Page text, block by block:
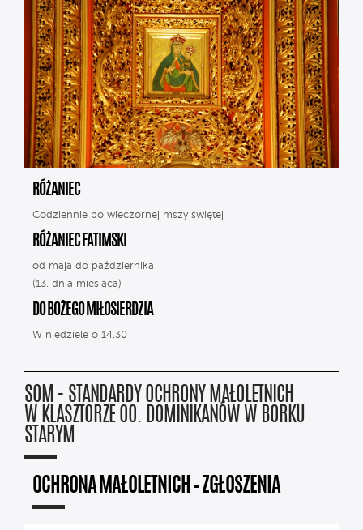
RÓŻANIEC
Codziennie po wieczornej mszy świętej
RÓŻANIEC FATIMSKI
od maja do października
(13. dnia miesiąca)
DO BOŻEGO MIŁOSIERDZIA
W niedziele o 14.30
SOM - STANDARDY OCHRONY MAŁOLETNICH
W KLASZTORZE OO. DOMINIKANÓW W BORKU
STARYM
OCHRONA MAŁOLETNICH – ZGŁOSZENIA